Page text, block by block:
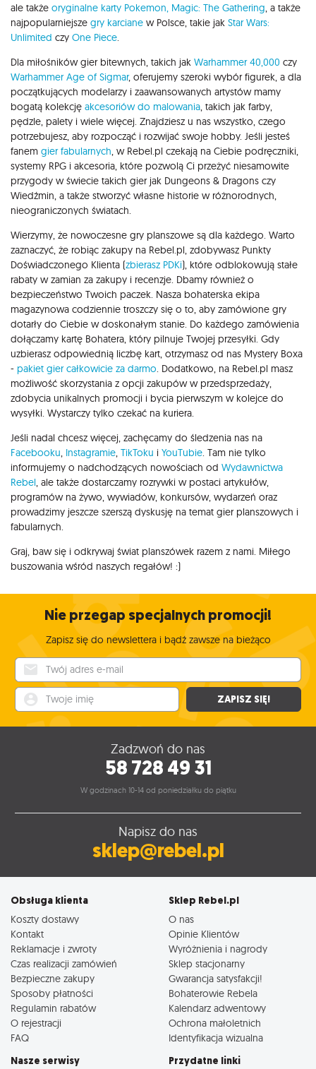
ale także oryginalne karty Pokemon, Magic: The Gathering , a także
najpopularniejsze gry karciane w Polsce, takie jak Star Wars:
Unlimited czy One Piece
Dla miłośników gier bitewnych, takich jak Warhammer 40,000 czy
Warhammer Age of Sigmar, oferujemy szeroki wybór figurek, a dla
początkujących modelarzy i zaawansowanych artystów mamy
bogatą kolekcję akcesoriów do malowania , takich jak farby,
pędzle, palety i wiele więcej. Znajdziesz u nas wszystko, czego
potrzebujesz, aby rozpocząć i rozwijać swoje hobby. Jeśli jesteś
fanem gier fabularnych , w Rebel.pl czekają na Ciebie podręczniki,
systemy RPG i akcesoria, które pozwolą Ci przeżyć niesamowite
przygody w świecie takich gier jak Dungeons & Dragons czy
Wiedźmin, a także stworzyć własne historie w różnorodnych,
nieograniczonych światach.
Wierzymy, że nowoczesne gry planszowe są dla każdego. Warto
zaznaczyć, że robiąc zakupy na Rebel.pl, zdobywasz Punkty
Doświadczonego Klienta (zbierasz PDKi), które odblokowują stałe
rabaty w zamian za zakupy i recenzje. Dbamy również o
bezpieczeństwo Twoich paczek. Nasza bohaterska ekipa
magazynowa codziennie troszczy się o to, aby zamówione gry
dotarły do Ciebie w doskonałym stanie. Do każdego zamówienia
dołączamy kartę Bohatera, który pilnuje Twojej przesyłki. Gdy
uzbierasz odpowiednią liczbę kart, otrzymasz od nas Mystery Boxa
- pakiet gier całkowicie za darmo . Dodatkowo, na Rebel.pl masz
możliwość skorzystania z opcji zakupów w przedsprzedaży,
zdobycia unikalnych promocji i bycia pierwszym w kolejce do
wysyłki. Wystarczy tylko czekać na kuriera.
Jeśli nadal chcesz więcej, zachęcamy do śledzenia nas na
Facebooku Instagramie TikToku i YouTubie . Tam nie tylko
informujemy o nadchodzących nowościach od Wydawnictwa
Rebel , ale także dostarczamy rozrywki w postaci artykułów,
programów na żywo, wywiadów, konkursów, wydarzeń oraz
prowadzimy jeszcze szerszą dyskusję na temat gier planszowych i
fabularnych.
Graj, baw się i odkrywaj świat planszówek razem z nami. Miłego
buszowania wśród naszych regałów! :)
Nie przegap specjalnych promocji!
Zapisz się do newslettera i bądź zawsze na bieżąco
ZAPISZ SIĘ!
Zadzwoń do nas
58 728 49 31
W godzinach 10-14 od poniedziałku do piątku
Napisz do nas
sklep@rebel.pl
Obsługa klienta
Koszty dostawy
Kontakt
Reklamacje i zwroty
Czas realizacji zamówień
Bezpieczne zakupy
Sposoby płatności
Regulamin rabatów
O rejestracji
FAQ
Sklep Rebel.pl
O nas
Opinie Klientów
Wyróżnienia i nagrody
Sklep stacjonarny
Gwarancja satysfakcji!
Bohaterowie Rebela
Kalendarz adwentowy
Ochrona małoletnich
Identyfikacja wizualna
Nasze serwisy Przydatne linki